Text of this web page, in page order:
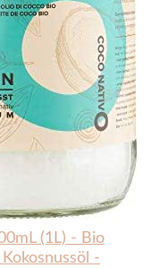
(1L) - Bio
-